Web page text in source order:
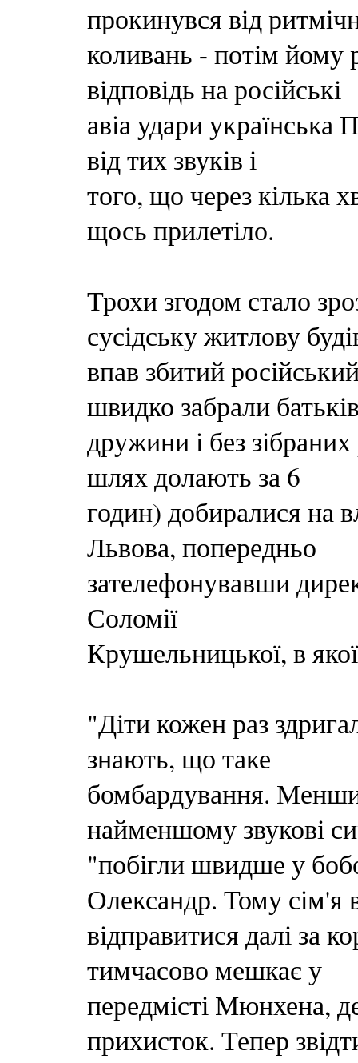
прокинувся від
коливань - потім
відповідь на російські
авіа удари
від тих звуків і
того, що через кілька
щось прилетіло.
Трохи згодом стало
сусідську житлову
впав збитий
швидко забрали
дружини і без
шлях долають за 6
годин) добиралися на
Львова, попередньо
зателефонувавши
Соломії
Крушельницької, в
"Діти кожен раз
знають, що таке
бомбардування.
найменшому звукові
"побігли швидше у
Олександр. Тому сім'я
відправитися далі за
тимчасово мешкає у
передмісті Мюнхена,
прихисток. Тепер